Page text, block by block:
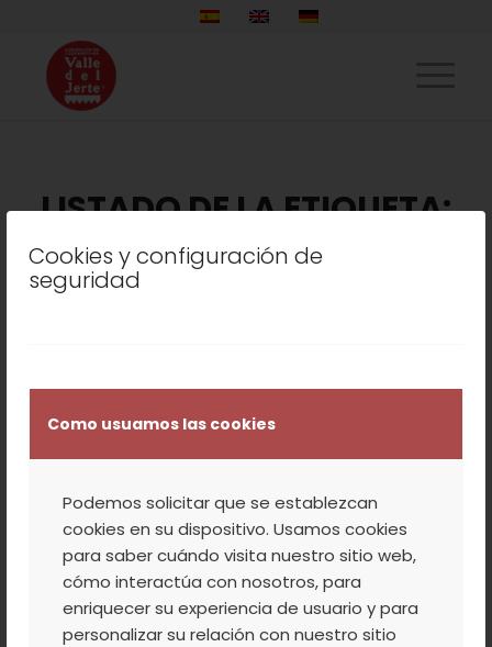
Cookies y configuración de
seguridad
Como usuamos las cookies
Podemos solicitar que se establezcan
cookies en su dispositivo. Usamos cookies
para saber cuándo visita nuestro sitio web,
cómo interactúa con nosotros, para
enriquecer su experiencia de usuario y para
personalizar su relación con nuestro sitio
LISTADO DE LA ETIQUETA:
FUTURO
COOPERATIVA
COOPERATIVAS
APUESTA POR
MEJORAR LOS
RESULTADOS EN
CULTIVO ECOLÓGICO
DE LOS ÚLTIMOS AÑOS